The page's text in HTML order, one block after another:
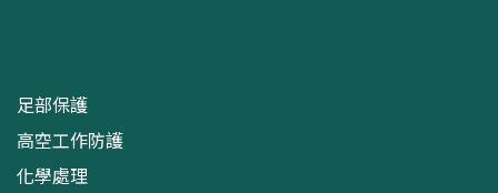
足部保護
高空工作防護
化學處理